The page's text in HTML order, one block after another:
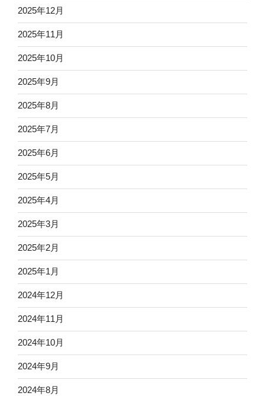
2025年12月
2025年11月
2025年10月
2025年9月
2025年8月
2025年7月
2025年6月
2025年5月
2025年4月
2025年3月
2025年2月
2025年1月
2024年12月
2024年11月
2024年10月
2024年9月
2024年8月